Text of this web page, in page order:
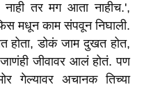
तर मग आता नाहीच.',
मधून काम संपवून निघाली.
होता, डोकं जाम दुखत होत,
जीवावर आलं होतं. पण
गेल्यावर अचानक तिच्या